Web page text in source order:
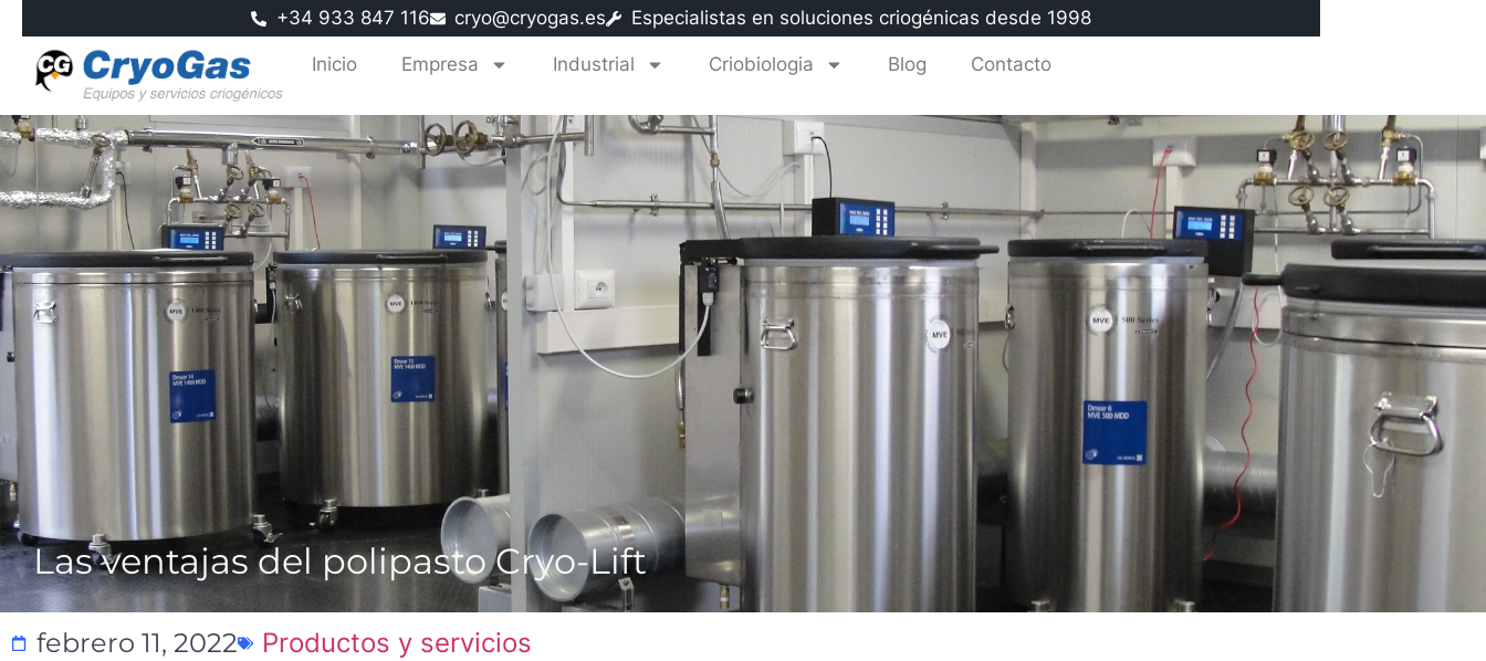
+34 933 847 116 cryo@cryogas.es Especialistas en soluciones criogénicas desde 1998
Inicio Empresa Industrial Criobiologia Blog Contacto
Las ventajas del polipasto Cryo-Lift
febrero 11, 2022 Productos y servicios